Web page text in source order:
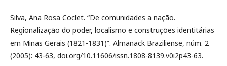
Silva, Ana Rosa Coclet. “De comunidades a nação.
Regionalização do poder, localismo e construções identitárias
em Minas Gerais (1821-1831)”. Almanack Braziliense, núm. 2
(2005): 43-63, doi.org/10.11606/issn.1808-8139.v0i2p43-63.